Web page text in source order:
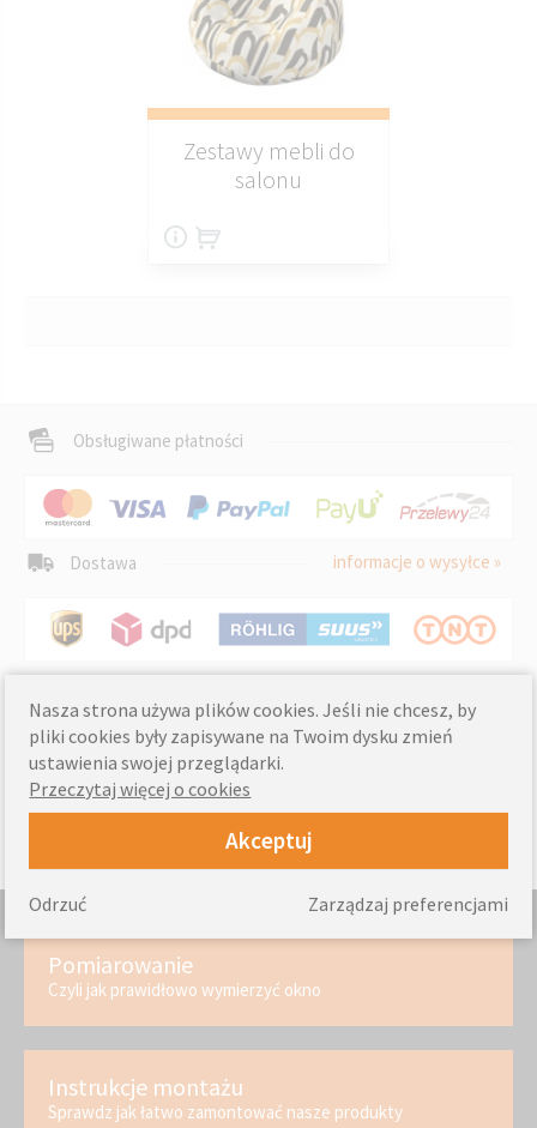
Zestawy mebli do
salonu
Obsługiwane płatności
Dostawa informacje o wysyłce »
Pomiarowanie
Czyli jak prawidłowo wymierzyć okno
Instrukcje montażu
Sprawdz jak łatwo zamontować nasze produkty
Nasza strona używa plików cookies. Jeśli nie chcesz, by
pliki cookies były zapisywane na Twoim dysku zmień
ustawienia swojej przeglądarki.
Przeczytaj więcej o cookies
Akceptuj
Zarządzaj preferencjami
Odrzuć